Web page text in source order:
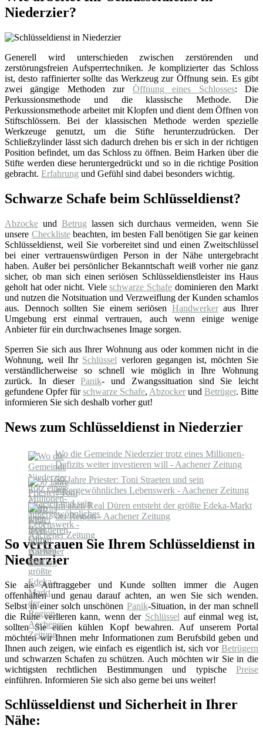
Niederzier?
Generell wird unterschieden zwischen zerstörenden und
zerstörungsfreien Aufsperrtechniken. Je komplizierter das Schloss
ist, desto raffinierter sollte das Werkzeug zur Öffnung sein. Es gibt
zwei gängige Methoden zur Öffnung eines Schlosses: Die
Perkussionsmethode und die klassische Methode. Die
Perkussionsmethode arbeitet mit Klopfen und dient dem Öffnen von
Stiftschlössern. Bei der klassischen Methode werden spezielle
Werkzeuge genutzt, um die Stifte herunterzudrücken. Der
Schließzylinder lässt sich dadurch drehen bis er sich in der richtigen
Position befindet, um das Schloss zu öffnen. Beim Harken über die
Stifte werden diese heruntergedrückt und so in die richtige Position
gebracht. Erfahrung und Gefühl sind dabei besonders wichtig.
Schwarze Schafe beim Schlüsseldienst?
Abzocke und Betrug lassen sich durchaus vermeiden, wenn Sie
unsere Checklistebeachten, im besten Fall benötigen Sie gar keinen
Schlüsseldienst, weil Sie vorbereitet sind und einen Zweitschlüssel
bei einer vertrauenswürdigen Person in der Nähe untergebracht
haben. Außer bei persönlicher Bekanntschaft weiß vorher nie ganz
sicher, ob man sich einen seriösen Schlüsseldienstleister ins Haus
geholt hat oder nicht. Vieleschwarze Schafe dominieren den Markt
und nutzen die Notsituation und Verzweiflung der Kunden schamlos
aus. Dennoch sollten Sie einem seriösen Handwerkeraus Ihrer
Umgebung erst einmal vertrauen, auch wenn einige wenige
Anbieter für ein durchwachsenes Image sorgen.
Sperren Sie sich aus Ihrer Wohnung aus oder kommen nicht in die
Wohnung, weil Ihr Schlüssel verloren gegangen ist, möchten Sie
verständlicherweise so schnell wie möglich in Ihre Wohnung
zurück. In dieserPanik- und Zwangssituation sind Sie leicht
gefundene Opfer fürschwarze Schafe, Abzocker und Betrüger. Bitte
informieren Sie sich deshalb vorher gut!
News zum Schlüsseldienst in Niederzier
Wo die Gemeinde Niederzier trotz eines Millionen-
Defizits weiter investieren will - Aachener Zeitung
50 Jahre Priester: Toni Straeten und sein
außergewöhnliches Lebenswerk - Aachener Zeitung
Im alten Real Düren entsteht der größte Edeka-Markt
der Region - Aachener Zeitung
So vertrauen Sie Ihrem Schlüsseldienst in
Niederzier
Sie als Auftraggeber und Kunde sollten immer die Augen
offenhalten und genau darauf achten, an wen Sie sich wenden.
Selbst in einer solch unschönen Panik-Situation, in der man schnell
die Ruhe verlieren kann, wenn der Schlüssel auf einmal weg ist,
sollten Sie einen kühlen Kopf bewahren. Auf unserem Portal
möchten wir Ihnen mehr Informationen zum Berufsbild geben und
Ihnen auch zeigen, wie einfach es eigentlich ist, sich vor Betrügern
und schwarzen Schafen zu schützen. Auch möchten wir Sie in die
wichtigsten rechtlichen Bestimmungen und typische Preise
einführen. Informieren Sie sich also gerne bei uns weiter!
Schlüsseldienst und Sicherheit in Ihrer
Nähe: